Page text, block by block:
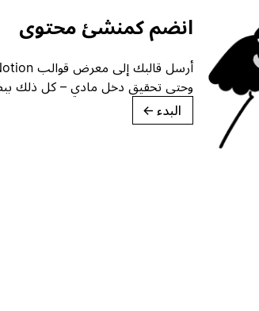
انضم كمنشئ محتوى
وحتى تحقيق دخل مادي – كل ذلك
البدء →